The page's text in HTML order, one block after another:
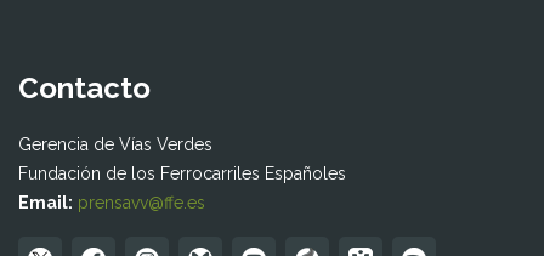
Contacto
Gerencia de Vías Verdes
Fundación de los Ferrocarriles Españoles
Email: prensavv@ffe.es